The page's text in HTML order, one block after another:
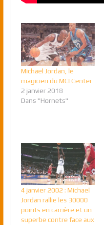
Michael Jordan, le
magicien du MCI Center
2 janvier 2018
Dans "Hornets"
4 janvier 2002 : Michael
Jordan rallie les 30000
points en carrière et un
superbe contre face aux